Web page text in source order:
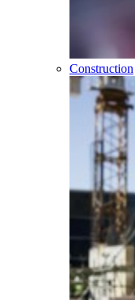
Construction